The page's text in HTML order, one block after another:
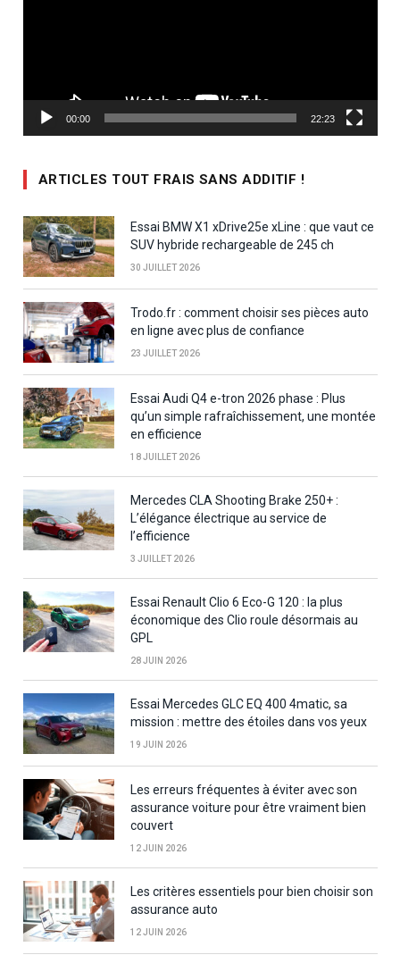
00:00 22:23
ARTICLES TOUT FRAIS SANS ADDITIF !
Essai BMW X1 xDrive25e xLine : que vaut ce
SUV hybride rechargeable de 245 ch
30 JUILLET 2026
Trodo.fr : comment choisir ses pièces auto
en ligne avec plus de confiance
23 JUILLET 2026
Essai Audi Q4 e-tron 2026 phase : Plus
qu’un simple rafraîchissement, une montée
en efficience
18 JUILLET 2026
Mercedes CLA Shooting Brake 250+ :
L’élégance électrique au service de
l’efficience
3 JUILLET 2026
Essai Renault Clio 6 Eco-G 120 : la plus
économique des Clio roule désormais au
GPL
28 JUIN 2026
Essai Mercedes GLC EQ 400 4matic, sa
mission : mettre des étoiles dans vos yeux
19 JUIN 2026
Les erreurs fréquentes à éviter avec son
assurance voiture pour être vraiment bien
couvert
12 JUIN 2026
Les critères essentiels pour bien choisir son
assurance auto
12 JUIN 2026